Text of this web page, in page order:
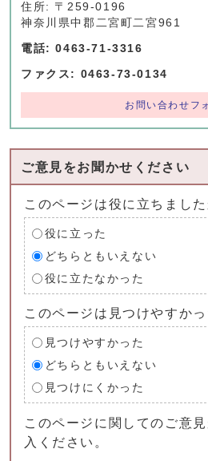
住所: 〒259-0196
神奈川県中郡二宮町二宮961
電話: 0463-71-3316
ファクス: 0463-73-0134
お問い合わせフ
ご意見をお聞かせください
このページは役に立ちました
役に立った
どちらともいえない
役に立たなかった
このページは見つけやすかっ
見つけやすかった
どちらともいえない
見つけにくかった
このページに関してのご意
入ください。